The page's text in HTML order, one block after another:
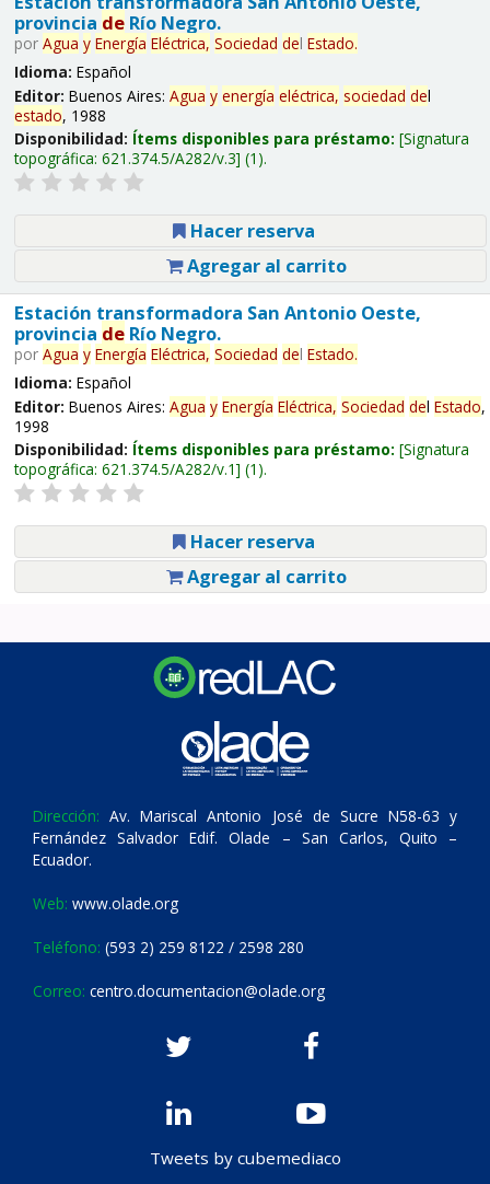
provincia deRío Negro.
por Agua y Energía Eléctrica, Sociedad del Estado.
Idioma: Español
Editor: Buenos Aires: Agua y energía eléctrica, sociedad del
estado, 1988
Disponibilidad: Ítems disponibles para préstamo: Signatura
topográfica: 621.374.5/A282/v.3 (1).
Hacer reserva
Agregar al carrito
Estación transformadora San Antonio Oeste,
provincia deRío Negro.
por Agua y Energía Eléctrica, Sociedad del Estado.
Idioma: Español
Editor: Buenos Aires: Agua y Energía Eléctrica, Sociedad del Estado,
1998
Disponibilidad: Ítems disponibles para préstamo: Signatura
topográfica: 621.374.5/A282/v.1 (1).
Hacer reserva
Agregar al carrito
Dirección: Av. Mariscal Antonio José de Sucre N58-63 y
Fernández Salvador Edif. Olade – San Carlos, Quito –
Ecuador.
Web: www.olade.org
Teléfono: (593 2) 259 8122 / 2598 280
Correo: centro.documentacion@olade.org
Tweets by cubemediaco